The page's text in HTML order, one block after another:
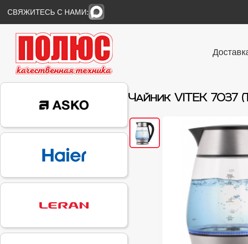
СВЯЖИТЕСЬ С НАМИ:
Чайник VITEK 7037